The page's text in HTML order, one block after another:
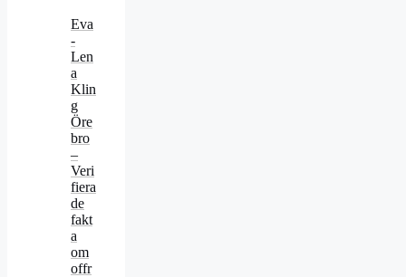
Eva
-
Len
a
Klin
g
Öre
bro
–
Veri
fiera
de
fakt
a
om
offr